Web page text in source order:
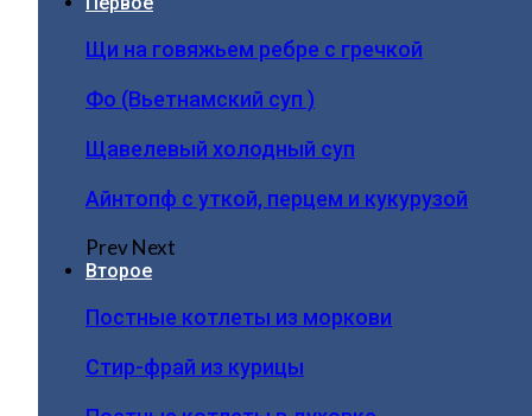
Щи на говяжьем ребре с гречкой
Фо (Вьетнамский суп )
Щавелевый холодный суп
Айнтопф с уткой, перцем и кукурузой
PrevNext
Второе
Постные котлеты из моркови
Стир-фрай из курицы